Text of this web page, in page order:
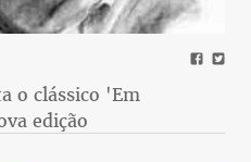
o clássico 'Em
edição